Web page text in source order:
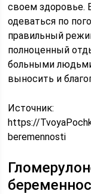
своем здоровье.
одеваться по
правильный
полноценный
больными
выносить и
Источник:
https://
beremennosti